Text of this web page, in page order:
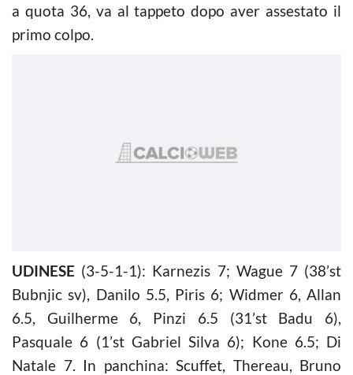
a quota 36, va al tappeto dopo aver assestato il
primo colpo.
UDINESE (3-5-1-1): Karnezis 7; Wague 7 (38’st
Bubnjic sv), Danilo 5.5, Piris 6; Widmer 6, Allan
6.5, Guilherme 6, Pinzi 6.5 (31’st Badu 6),
Pasquale 6 (1’st Gabriel Silva 6); Kone 6.5; Di
Natale 7. In panchina: Scuffet, Thereau, Bruno